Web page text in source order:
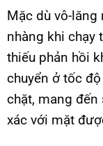
Mặc dù vô-
nhàng khi chạy
thiếu phản hồi
chuyển ở tốc
chặt, mang
xác với mặt